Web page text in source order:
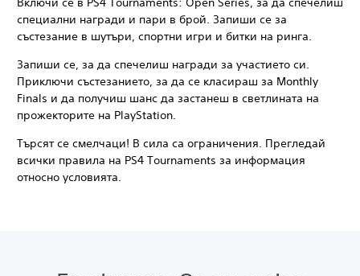
специални награди и пари в брой. Запиши се за
състезание в шутъри, спортни игри и битки на ринга.
Запиши се, за да спечелиш награди за участието си.
Приключи състезанието, за да се класираш за Monthly
Finals и да получиш шанс да застанеш в светлината на
прожекторите на PlayStation.
Търсят се смелчаци! В сила са ограничения. Прегледай
всички правила на PS4 Tournaments за информация
относно условията.